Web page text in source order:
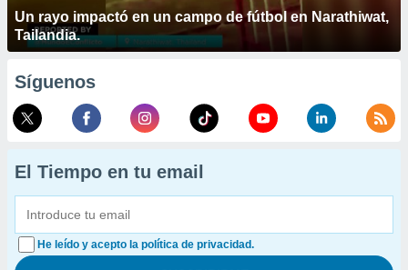
Un rayo impactó en un campo de fútbol en Narathiwat,
Tailandia.
Síguenos
El Tiempo en tu email
He leído y acepto la política de privacidad.